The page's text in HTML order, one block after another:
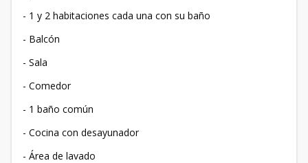
- 1 y 2 habitaciones cada una con su baño
- Balcón
- Sala
- Comedor
- 1 baño común
- Cocina con desayunador
- Área de lavado